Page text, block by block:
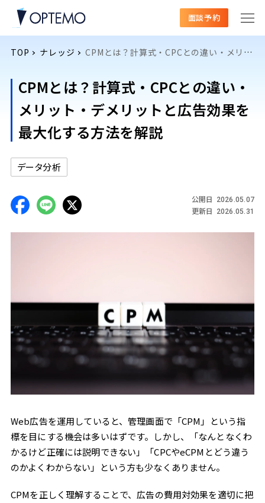
面談予約
TOP ナレッジ CPMとは？計算式・CPCとの違い・メリット・デメリットと広告効果を最大化する方法を解説
CPMとは？計算式・CPCとの違い・
メリット・デメリットと広告効果を
最大化する方法を解説
データ分析
公開日 2026.05.07
更新日 2026.05.31
Web広告を運用していると、管理画面で「CPM」という指
標を目にする機会は多いはずです。しかし、「なんとなくわ
かるけど正確には説明できない」「CPCやeCPMとどう違う
のかよくわからない」という方も少なくありません。
CPMを正しく理解することで、広告の費用対効果を適切に把